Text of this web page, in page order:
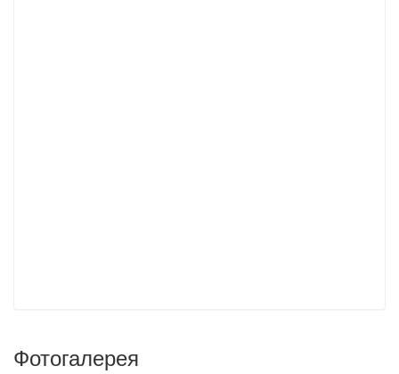
Фотогалерея